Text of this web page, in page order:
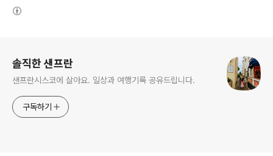
솔직한 샌프란
샌프란시스코에 살아요. 일상과 여행기록 공유드립니다.
구독하기